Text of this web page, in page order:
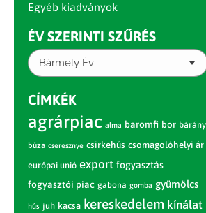
Egyéb kiadványok
ÉV SZERINTI SZŰRÉS
Bármely Év
CÍMKÉK
agrárpiac alma baromfi bor bárány
búza cseresznye csirkehús csomagolóhelyi ár
európai unió export fogyasztás
fogyasztói piac gabona gomba gyümölcs
hús juh kacsa kereskedelem kínálat